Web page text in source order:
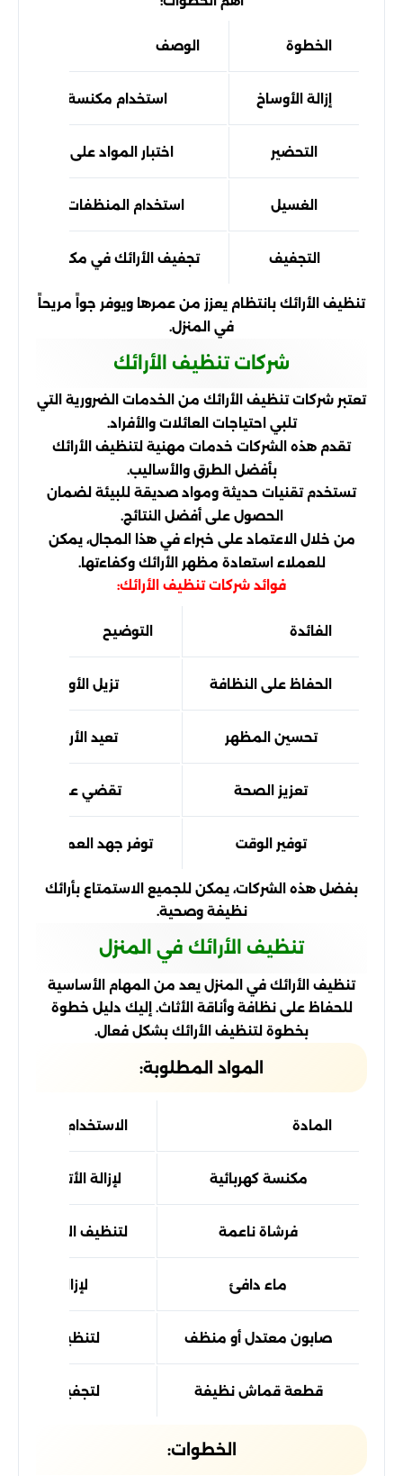
الخطوة الوصف
إزالة الأوساخ استخدام مكنسة كهربائية
التحضير اختبار المواد على جزء صغير
الغسيل استخدام المنظفات
التجفيف تجفيف الأرائك في مكان جيد
تنظيف الأرائك بانتظام يعزز من عمرها ويوفر جواً مريحاً
في المنزل.
شركات تنظيف الأرائك
تعتبر شركات تنظيف الأرائك من الخدمات الضرورية التي
تلبي احتياجات العائلات والأفراد.
تقدم هذه الشركات خدمات مهنية لتنظيف الأرائك
بأفضل الطرق والأساليب.
تستخدم تقنيات حديثة ومواد صديقة للبيئة لضمان
الحصول على أفضل النتائج.
من خلال الاعتماد على خبراء في هذا المجال، يمكن
للعملاء استعادة مظهر الأرائك وكفاءتها.
فوائد شركات تنظيف الأرائك:
الفائدة التوضيح
الحفاظ على النظافة تزيل الأوساخ
تحسين المظهر تعيد الأرائك إلى
تعزيز الصحة تقضي على الجراثيم
توفير الوقت توفر جهد العملاء
بفضل هذه الشركات، يمكن للجميع الاستمتاع بأرائك
نظيفة وصحية.
تنظيف الأرائك في المنزل
تنظيف الأرائك في المنزل يعد من المهام الأساسية
للحفاظ على نظافة وأناقة الأثاث. إليك دليل خطوة
بخطوة لتنظيف الأرائك بشكل فعال.
المواد المطلوبة:
المادة الاستخدام
مكنسة كهربائية لإزالة الأتربة
فرشاة ناعمة لتنظيف الأقمشة
ماء دافئ لإزالة البقع
صابون معتدل أو منظف لتنظيف الأرائك
قطعة قماش نظيفة لتجفيف الأرائك
الخطوات: